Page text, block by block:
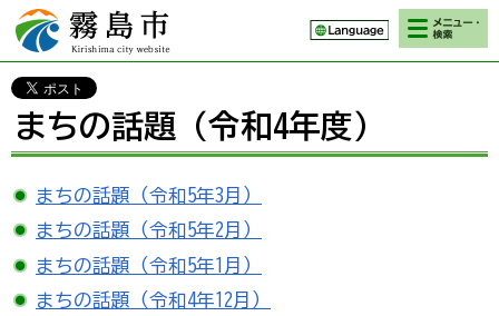
霧島市 Kirishima
city website
検索・メニ
ュー
まちの話題（令和4年度）
まちの話題（令和5年3月）
まちの話題（令和5年2月）
まちの話題（令和5年1月）
まちの話題（令和4年12月）